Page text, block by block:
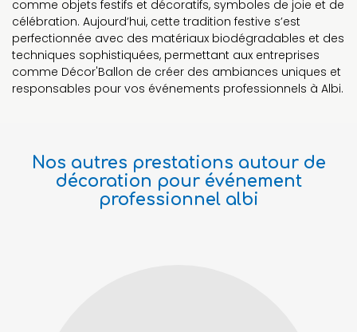
comme objets festifs et décoratifs, symboles de joie et de
célébration. Aujourd’hui, cette tradition festive s’est
perfectionnée avec des matériaux biodégradables et des
techniques sophistiquées, permettant aux entreprises
comme Décor'Ballon de créer des ambiances uniques et
responsables pour vos événements professionnels à Albi.
Nos autres prestations autour de
décoration pour événement
professionnel albi